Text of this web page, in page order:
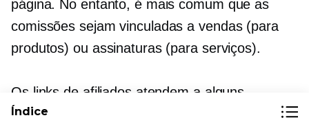
página. No entanto, é mais comum que as
comissões sejam vinculadas a vendas (para
produtos) ou assinaturas (para serviços).
Os links de afiliados atendem a alguns
propósitos importantes.
Índice